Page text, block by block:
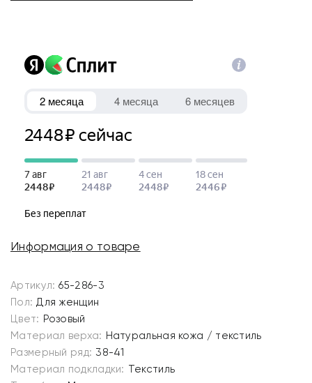
Информация о товаре
Артикул: 65-286-3
Пол: Для женщин
Цвет: Розовый
Материал верха: Натуральная кожа / текстиль
Размерный ряд: 38-41
Материал подкладки: Текстиль